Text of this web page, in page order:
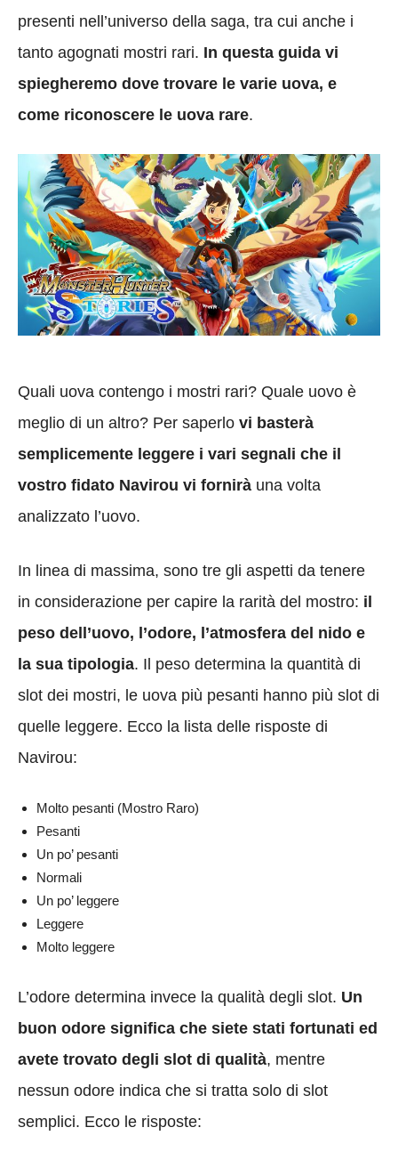
presenti nell’universo della saga, tra cui anche i
tanto agognati mostri rari. In questa guida vi
spiegheremo dove trovare le varie uova, e
come riconoscere le uova rare.
Quali uova contengo i mostri rari? Quale uovo è
meglio di un altro? Per saperlo vi basterà
semplicemente leggere i vari segnali che il
vostro fidato Navirou vi fornirà una volta
analizzato l’uovo.
In linea di massima, sono tre gli aspetti da tenere
in considerazione per capire la rarità del mostro: il
peso dell’uovo, l’odore, l’atmosfera del nido e
la sua tipologia. Il peso determina la quantità di
slot dei mostri, le uova più pesanti hanno più slot di
quelle leggere. Ecco la lista delle risposte di
Navirou:
Molto pesanti (Mostro Raro)
Pesanti
Un po’ pesanti
Normali
Un po’ leggere
Leggere
Molto leggere
L’odore determina invece la qualità degli slot. Un
buon odore significa che siete stati fortunati ed
avete trovato degli slot di qualità, mentre
nessun odore indica che si tratta solo di slot
semplici. Ecco le risposte: